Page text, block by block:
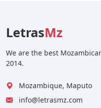
LetrasMz
We are the best
2014.
Mozambique, Maputo
info@letrasmz.com